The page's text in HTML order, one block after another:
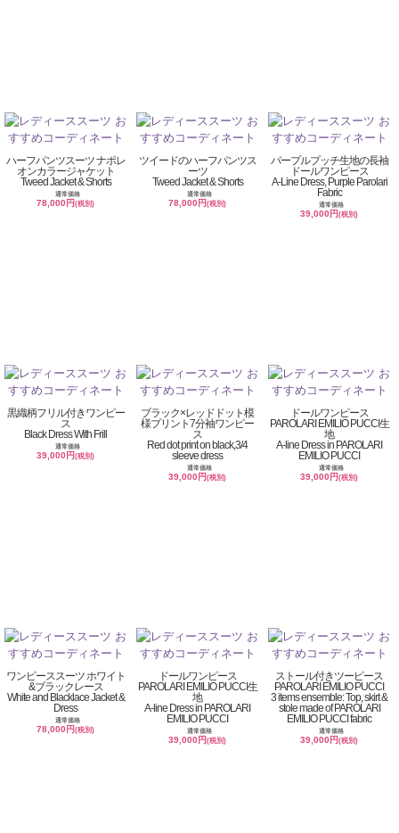
ハーフパンツスーツ ナポレ
オンカラージャケット
Tweed Jacket & Shorts
通常価格
78,000円(税別)
ツイードのハーフパンツス
ーツ
Tweed Jacket & Shorts
通常価格
78,000円(税別)
パープルプッチ生地の長袖
ドールワンピース
A-Line Dress, Purple Parolari
Fabric
通常価格
39,000円(税別)
黒織柄フリル付きワンピー
ス
Black Dress With Frill
通常価格
39,000円(税別)
ブラック×レッドドット模
様プリント7分袖ワンピー
ス
Red dot print on black,3/4
sleeve dress
通常価格
39,000円(税別)
ドールワンピース
PAROLARI EMILIO PUCCI生
地
A-line Dress in PAROLARI
EMILIO PUCCI
通常価格
39,000円(税別)
ワンピーススーツ ホワイト
&ブラックレース
White and Blacklace Jacket &
Dress
通常価格
78,000円(税別)
ドールワンピース
PAROLARI EMILIO PUCCI生
地
A-line Dress in PAROLARI
EMILIO PUCCI
通常価格
39,000円(税別)
ストール付きツーピース
PAROLARI EMILIO PUCCI
3 items ensemble: Top, skirt &
stole made of PAROLARI
EMILIO PUCCI fabric
通常価格
39,000円(税別)